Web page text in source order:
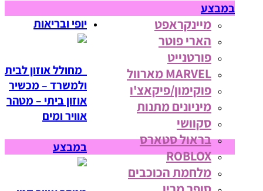
במבצע
מיינקראפט
הארי פוטר
פורטנייט
MARVEL מארוול
פוקימון/פיקאצ'ו
מיניונים מתנות
סקוושי
בראול סטארס
ROBLOX
מלחמת הכוכבים
יופי ובריאות
מחולל אוזון לבית
ולמשרד – מכשיר
אוזון ביתי – מטהר
אוויר ומים
במבצע